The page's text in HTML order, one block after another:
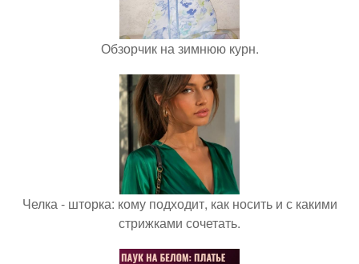
Обзорчик на зимнюю курн.
Челка - шторка: кому подходит, как носить и с какими
стрижками сочетать.